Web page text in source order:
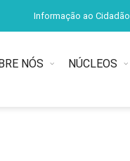
Informação ao Cidadão
NÓS NÚCLEOS